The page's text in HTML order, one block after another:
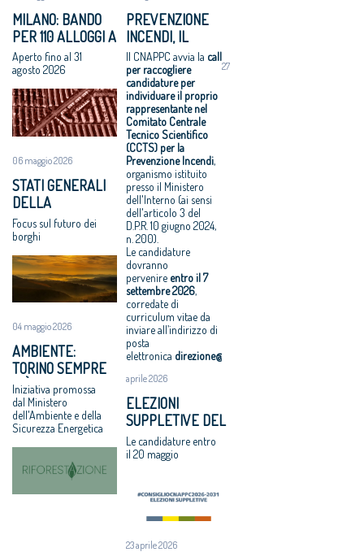
e 27 maggio
luglio 2018
VIII Congresso
Venerdì 6
VIII Congresso
CNAPPC 2018.
Gercoledì 5
VIII Congresso
CNAPPC 2018.
Mercoledì 4
luglio 2018
VIII Congresso
CNAPPC 2018.
Lunedì 2 luglio
2018
VIII Congresso
CNAPPC 2018.
luglio 2018
politiche
integrate per le
compenso,
parametri
vincolanti
Servizi senza
compenso, il
comune di
Solarino ritira i
progettazione
a un euro
All'architettura
rispettosa dello
studio
caravatti_carav
atti il Premio
architetto
Assegnati
premi
Architetto
italiano e
talento 2017
Equo
compenso, il
Corte Europea
Festa
dell’Architetto
2017 - Una
legge per
l’architettura
Rappresentanz
a, avanti in
ordine sparso
Professionisti,
nei contratti
arriva l’equo
compenso
Equo
compenso
allargato a tutti
i professionisti
Periferie, la
nuova identità
di 10 aree
degradate
Architetti:
'Comune e
Stato, svilito
interesse
pubblico'
MILANO: BANDO
PER 110 ALLOGGI A
NIGUARDA E
GIAMBELLINO
Aperto fino al 31
agosto 2026
06 maggio 2026
STATI GENERALI
DELLA
BELLEZZA: A
OFFIDA L’11 E IL 12
GIUGNO
Focus sul futuro dei
borghi
04 maggio 2026
AMBIENTE:
TORINO SEMPRE
PIÙ GREEN CON
“RIFORESTAZIONE”
Iniziativa promossa
dal Ministero
dell'Ambiente e della
Sicurezza Energetica
PREVENZIONE
INCENDI, IL
CNAPPC CERCA
UN ESPERTO PER
IL COMITATO
CENTRALE
TECNICO
SCIENTIFICO
Il CNAPPC avvia la call
per raccogliere
candidature per
individuare il proprio
rappresentante nel
Comitato Centrale
Tecnico Scientifico
(CCTS) per la
Prevenzione Incendi,
organismo istituito
presso il Ministero
dell'Interno (ai sensi
dell'articolo 3 del
D.P.R. 10 giugno 2024,
n. 200).
Le candidature
dovranno
pervenire entro il7
settembre 2026,
corredate di
curriculum vitae da
inviare all’indirizzo di
posta
elettronica direzione@cnappc.it
27
aprile 2026
ELEZIONI
SUPPLETIVE DEL
CNAPPC: LE
VOTAZIONI IL 9
Le candidature entro
il 20 maggio
23 aprile 2026